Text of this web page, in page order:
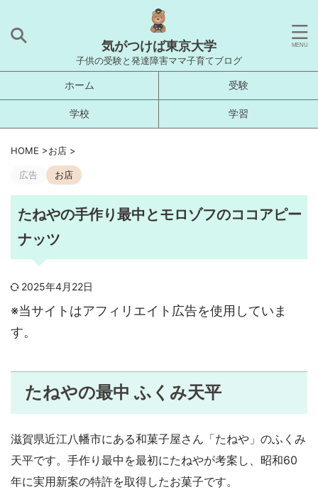
気がつけば東京大学
子供の受験と発達障害ママ子育てブログ
ホーム 受験
学校 学習
HOME >お店 >
広告 お店
たねやの手作り最中とモロゾフのココアピー
ナッツ
2025年4月22日
※当サイトはアフィリエイト広告を使用していま
す。
たねやの最中 ふくみ天平
滋賀県近江八幡市にある和菓子屋さん「たねや」のふくみ
天平です。手作り最中を最初にたねやが考案し、昭和60
年に実用新案の特許を取得したお菓子です。